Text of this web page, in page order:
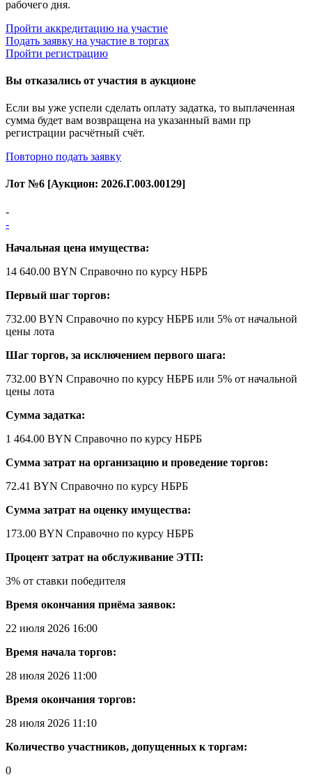
рабочего дня.
Пройти аккредитацию на участие
Подать заявку на участие в торгах
Пройти регистрацию
Вы отказались от участия в аукционе
Если вы уже успели сделать оплату задатка, то выплаченная
сумма будет вам возвращена на указанный вами пр
регистрации расчётный счёт.
Повторно подать заявку
Лот №6 [Аукцион: 2026.Г.003.00129]
-
-
Начальная цена имущества:
14 640.00 BYN Справочно по курсу НБРБ
Первый шаг торгов:
732.00 BYN Справочно по курсу НБРБ или 5% от начальной
цены лота
Шаг торгов, за исключением первого шага:
732.00 BYN Справочно по курсу НБРБ или 5% от начальной
цены лота
Сумма задатка:
1 464.00 BYN Справочно по курсу НБРБ
Сумма затрат на организацию и проведение торгов:
72.41 BYN Справочно по курсу НБРБ
Сумма затрат на оценку имущества:
173.00 BYN Справочно по курсу НБРБ
Процент затрат на обслуживание ЭТП:
3% от ставки победителя
Время окончания приёма заявок:
22 июля 2026 16:00
Время начала торгов:
28 июля 2026 11:00
Время окончания торгов:
28 июля 2026 11:10
Количество участников, допущенных к торгам:
0